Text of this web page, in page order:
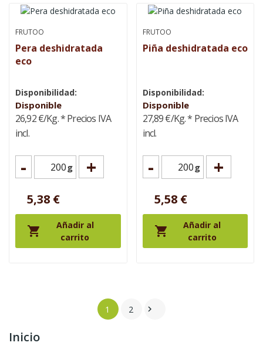
Inicio
FRUTOO
Pera deshidratada
eco
Disponibilidad:
Disponible
26,92 €/Kg.* Precios IVA
incl.
- +
g
5,38 €

Añadir al
carrito
FRUTOO
Piña deshidratada eco
Disponibilidad:
Disponible
27,89 €/Kg.* Precios IVA
incl.
- +
g
5,58 €

Añadir al
carrito
1 2 